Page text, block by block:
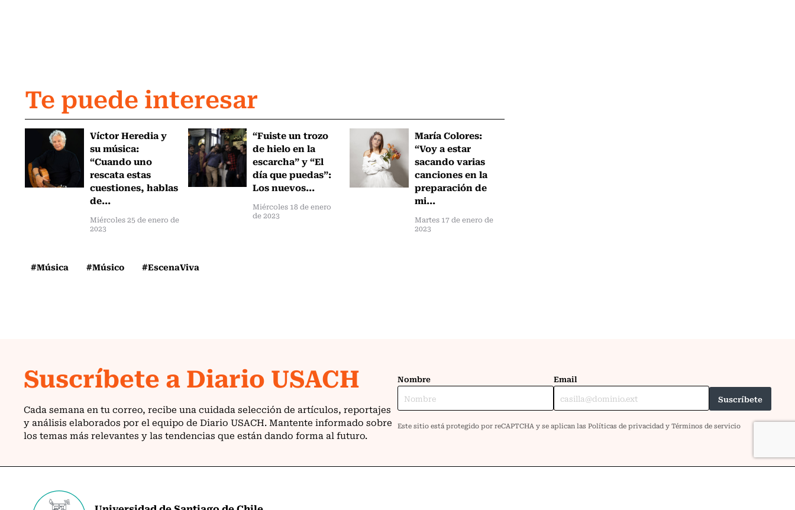
Te puede interesar
Víctor Heredia y
su música:
“Cuando uno
rescata estas
cuestiones, hablas
de...
Miércoles 25 de enero de
2023
“Fuiste un trozo
de hielo en la
escarcha” y “El
día que puedas”:
Los nuevos...
Miércoles 18 de enero
de 2023
María Colores:
“Voy a estar
sacando varias
canciones en la
preparación de
mi...
Martes 17 de enero de
2023
#Música #Músico #EscenaViva